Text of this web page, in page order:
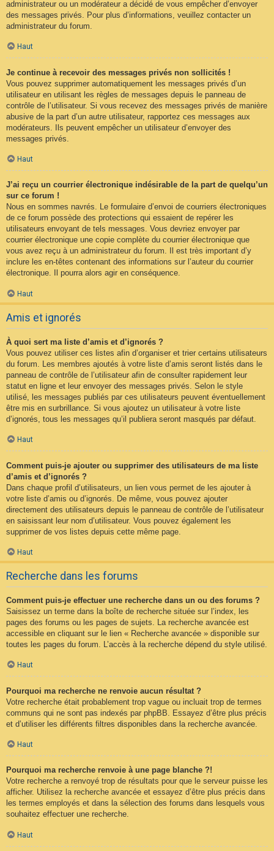
administrateur ou un modérateur a décidé de vous empêcher d’envoyer
des messages privés. Pour plus d’informations, veuillez contacter un
administrateur du forum.
Haut
Je continue à recevoir des messages privés non sollicités !
Vous pouvez supprimer automatiquement les messages privés d’un
utilisateur en utilisant les règles de messages depuis le panneau de
contrôle de l’utilisateur. Si vous recevez des messages privés de manière
abusive de la part d’un autre utilisateur, rapportez ces messages aux
modérateurs. Ils peuvent empêcher un utilisateur d’envoyer des
messages privés.
Haut
J’ai reçu un courrier électronique indésirable de la part de quelqu’un
sur ce forum !
Nous en sommes navrés. Le formulaire d’envoi de courriers électroniques
de ce forum possède des protections qui essaient de repérer les
utilisateurs envoyant de tels messages. Vous devriez envoyer par
courrier électronique une copie complète du courrier électronique que
vous avez reçu à un administrateur du forum. Il est très important d’y
inclure les en-têtes contenant des informations sur l’auteur du courrier
électronique. Il pourra alors agir en conséquence.
Haut
Amis et ignorés
À quoi sert ma liste d’amis et d’ignorés ?
Vous pouvez utiliser ces listes afin d’organiser et trier certains utilisateurs
du forum. Les membres ajoutés à votre liste d’amis seront listés dans le
panneau de contrôle de l’utilisateur afin de consulter rapidement leur
statut en ligne et leur envoyer des messages privés. Selon le style
utilisé, les messages publiés par ces utilisateurs peuvent éventuellement
être mis en surbrillance. Si vous ajoutez un utilisateur à votre liste
d’ignorés, tous les messages qu’il publiera seront masqués par défaut.
Haut
Comment puis-je ajouter ou supprimer des utilisateurs de ma liste
d’amis et d’ignorés ?
Dans chaque profil d’utilisateurs, un lien vous permet de les ajouter à
votre liste d’amis ou d’ignorés. De même, vous pouvez ajouter
directement des utilisateurs depuis le panneau de contrôle de l’utilisateur
en saisissant leur nom d’utilisateur. Vous pouvez également les
supprimer de vos listes depuis cette même page.
Haut
Recherche dans les forums
Comment puis-je effectuer une recherche dans un ou des forums ?
Saisissez un terme dans la boîte de recherche située sur l’index, les
pages des forums ou les pages de sujets. La recherche avancée est
accessible en cliquant sur le lien « Recherche avancée » disponible sur
toutes les pages du forum. L’accès à la recherche dépend du style utilisé.
Haut
Pourquoi ma recherche ne renvoie aucun résultat ?
Votre recherche était probablement trop vague ou incluait trop de termes
communs qui ne sont pas indexés par phpBB. Essayez d’être plus précis
et d’utiliser les différents filtres disponibles dans la recherche avancée.
Haut
Pourquoi ma recherche renvoie à une page blanche ?!
Votre recherche a renvoyé trop de résultats pour que le serveur puisse les
afficher. Utilisez la recherche avancée et essayez d’être plus précis dans
les termes employés et dans la sélection des forums dans lesquels vous
souhaitez effectuer une recherche.
Haut